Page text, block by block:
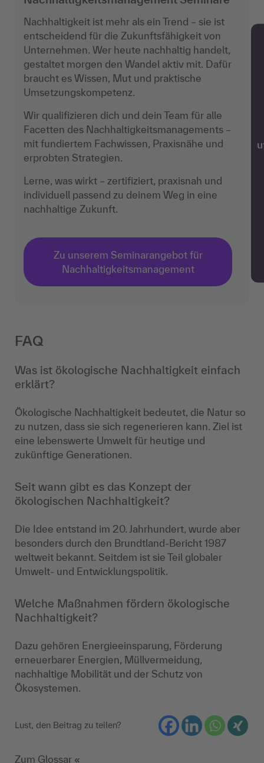
Nachhaltigkeit ist mehr als ein Trend – sie ist
entscheidend für die Zukunftsfähigkeit von
Unternehmen. Wer heute nachhaltig handelt,
gestaltet morgen den Wandel aktiv mit. Dafür
braucht es Wissen, Mut und praktische
Umsetzungskompetenz.
Wir qualifizieren dich und dein Team für alle
Facetten des Nachhaltigkeitsmanagements –
mit fundiertem Fachwissen, Praxisnähe und
erprobten Strategien.
Lerne, was wirkt – zertifiziert, praxisnah und
individuell passend zu deinem Weg in eine
nachhaltige Zukunft.
Zu unserem Seminarangebot für
Nachhaltigkeitsmanagement
FAQ
Was ist ökologische Nachhaltigkeit einfach
erklärt?
Ökologische Nachhaltigkeit bedeutet, die Natur so
zu nutzen, dass sie sich regenerieren kann. Ziel ist
eine lebenswerte Umwelt für heutige und
zukünftige Generationen.
Seit wann gibt es das Konzept der
ökologischen Nachhaltigkeit?
Die Idee entstand im 20. Jahrhundert, wurde aber
besonders durch den Brundtland-Bericht 1987
weltweit bekannt. Seitdem ist sie Teil globaler
Umwelt- und Entwicklungspolitik.
Welche Maßnahmen fördern ökologische
Nachhaltigkeit?
Dazu gehören Energieeinsparung, Förderung
erneuerbarer Energien, Müllvermeidung,
nachhaltige Mobilität und der Schutz von
Ökosystemen.
Lust, den Beitrag zu teilen?
Zum Glossar «